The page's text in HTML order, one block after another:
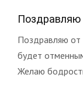
Поздравляю
будет
Желаю